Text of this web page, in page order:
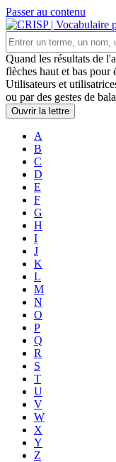
Passer au contenu
Navigation
principale
Rechercher
Quand les résultats de
flèches haut et bas pour
Utilisateurs et
ou par des gestes de
Ouvrir la lettre
A
B
C
D
E
F
G
H
I
J
K
L
M
N
O
P
Q
R
S
T
U
V
W
X
Y
Z